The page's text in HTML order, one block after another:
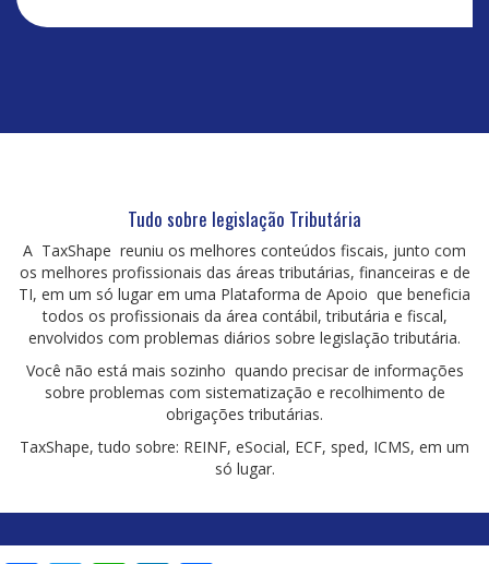
Tudo sobre legislação Tributária
A TaxShape reuniu os melhores conteúdos fiscais, junto com
os melhores profissionais das áreas tributárias, financeiras e de
TI, em um só lugar em uma Plataforma de Apoio que beneficia
todos os profissionais da área contábil, tributária e fiscal,
envolvidos com problemas diários sobre legislação tributária.
Você não está mais sozinho quando precisar de informações
sobre problemas com sistematização e recolhimento de
obrigações tributárias.
TaxShape, tudo sobre: REINF, eSocial, ECF, sped, ICMS, em um
só lugar.